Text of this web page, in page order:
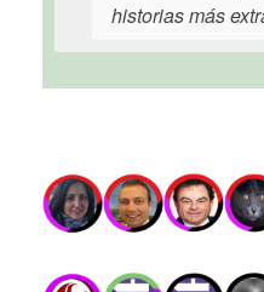
historias más